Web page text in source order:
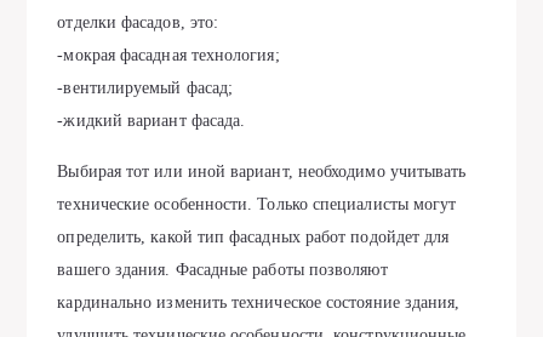
отделки фасадов, это:
-мокрая фасадная технология;
-вентилируемый фасад;
-жидкий вариант фасада.
Выбирая тот или иной вариант, необходимо учитывать
технические особенности. Только специалисты могут
определить, какой тип фасадных работ подойдет для
вашего здания. Фасадные работы позволяют
кардинально изменить техническое состояние здания,